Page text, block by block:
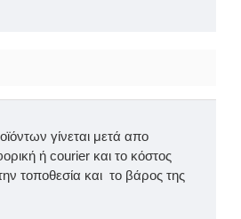
γίνεται μετά απο
ή courier και το κόστος
τοποθεσία και το βάρος της